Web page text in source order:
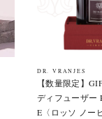
DR. VRANJES
【数量限定】
ディフューザー
E〈ロッソ ノー